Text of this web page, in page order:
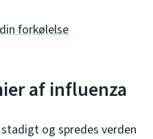
forkølelse
af influenza
og spredes verden